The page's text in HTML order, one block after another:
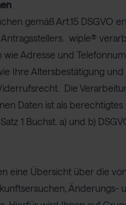
gemäß Art.15 DSGVO
wiple®
wie Adresse und
Ihre Altersbestätigung und
Die
Daten ist als berechtigtes
1 Buchst. a) und b)
eine Übersicht über die
Änderungs-